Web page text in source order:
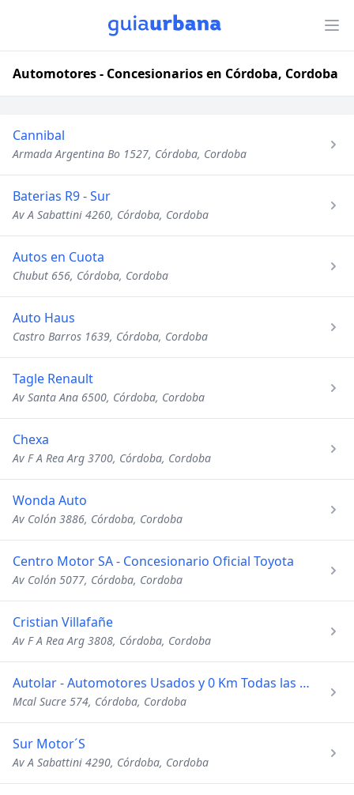
Automotores - Concesionarios en Córdoba, Cordoba
Cannibal
Armada Argentina Bo 1527, Córdoba, Cordoba
Baterias R9 - Sur
Av A Sabattini 4260, Córdoba, Cordoba
Autos en Cuota
Chubut 656, Córdoba, Cordoba
Auto Haus
Castro Barros 1639, Córdoba, Cordoba
Tagle Renault
Av Santa Ana 6500, Córdoba, Cordoba
Chexa
Av F A Rea Arg 3700, Córdoba, Cordoba
Wonda Auto
Av Colón 3886, Córdoba, Cordoba
Centro Motor SA - Concesionario Oficial Toyota
Av Colón 5077, Córdoba, Cordoba
Cristian Villafañe
Av F A Rea Arg 3808, Córdoba, Cordoba
Autolar - Automotores Usados y 0 Km Todas las Marcas
Mcal Sucre 574, Córdoba, Cordoba
Sur Motor´S
Av A Sabattini 4290, Córdoba, Cordoba